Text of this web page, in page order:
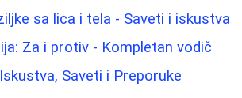
sa lica i tela - Saveti i iskustva
Za i protiv - Kompletan vodič
Saveti i Preporuke